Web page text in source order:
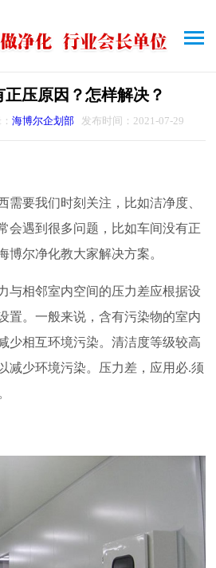
压原因？怎样解决？
海博尔企划部发布时间：2021-07-29
要我们时刻关注，比如洁净度、
会遇到很多问题，比如车间没有正
博尔净化教大家解决方案。
相邻室内空间的压力差应根据设
置。一般来说，含有污染物的室内
少相互环境污染。清洁度等级较高
减少环境污染。压力差，应用必.须